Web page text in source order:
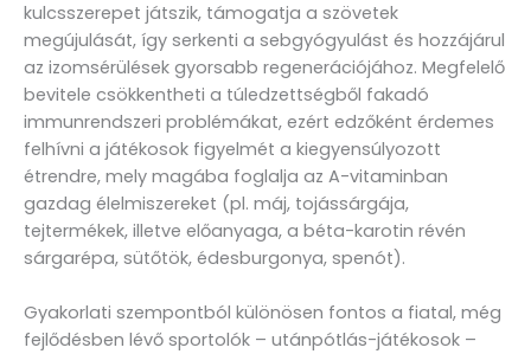
kulcsszerepet játszik, támogatja a szövetek
megújulását, így serkenti a sebgyógyulást és hozzájárul
az izomsérülések gyorsabb regenerációjához. Megfelelő
bevitele csökkentheti a túledzettségből fakadó
immunrendszeri problémákat, ezért edzőként érdemes
felhívni a játékosok figyelmét a kiegyensúlyozott
étrendre, mely magába foglalja az A-vitaminban
gazdag élelmiszereket (pl. máj, tojássárgája,
tejtermékek, illetve előanyaga, a béta-karotin révén
sárgarépa, sütőtök, édesburgonya, spenót).
Gyakorlati szempontból különösen fontos a fiatal, még
fejlődésben lévő sportolók – utánpótlás-játékosok –